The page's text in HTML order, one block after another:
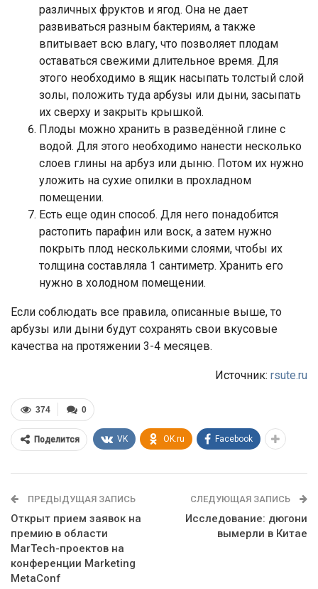
различных фруктов и ягод. Она не дает
развиваться разным бактериям, а также
впитывает всю влагу, что позволяет плодам
оставаться свежими длительное время. Для
этого необходимо в ящик насыпать толстый слой
золы, положить туда арбузы или дыни, засыпать
их сверху и закрыть крышкой.
Плоды можно хранить в разведённой глине с
водой. Для этого необходимо нанести несколько
слоев глины на арбуз или дыню. Потом их нужно
уложить на сухие опилки в прохладном
помещении.
Есть еще один способ. Для него понадобится
растопить парафин или воск, а затем нужно
покрыть плод несколькими слоями, чтобы их
толщина составляла 1 сантиметр. Хранить его
нужно в холодном помещении.
Если соблюдать все правила, описанные выше, то
арбузы или дыни будут сохранять свои вкусовые
качества на протяжении 3-4 месяцев.
Источник: rsute.ru
0
374
Поделится VK OK.ru Facebook
ПРЕДЫДУЩАЯ ЗАПИСЬ
Открыт прием заявок на
премию в области
MarTech-проектов на
конференции Marketing
MetaConf
СЛЕДУЮЩАЯ ЗАПИСЬ
Исследование: дюгони
вымерли в Китае